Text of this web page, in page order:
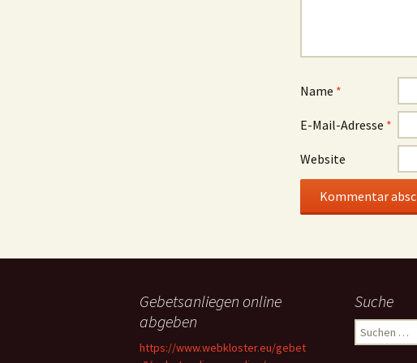
Name *
E-Mail-Adresse *
Website
Gebetsanliegen online
abgeben
https://www.webkloster.eu/gebet
Suche
Suchen
nach: